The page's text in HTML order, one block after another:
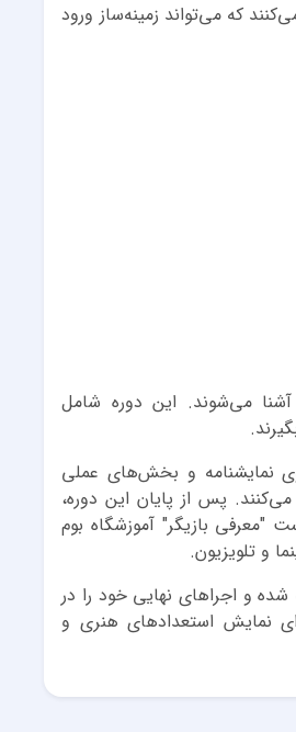
که می‌تواند زمینه‌ساز ورود
می‌شوند. این دوره شامل
نمایشنامه و بخش‌های عملی
می‌کنند. پس از پایان این دوره،
بازیگر" آموزشگاه بوم
و تلویزیون.
شده و اجراهای نهایی خود را در
نمایش استعدادهای هنری و